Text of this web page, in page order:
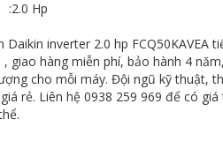
:2.0 Hp
inverter 2.0 hp FCQ50KAVEA
, giao hàng miễn phí, bảo hành 4
cho mỗi máy. Đội ngũ kỹ thuật,
rẻ. Liên hệ 0938 259 969 để có